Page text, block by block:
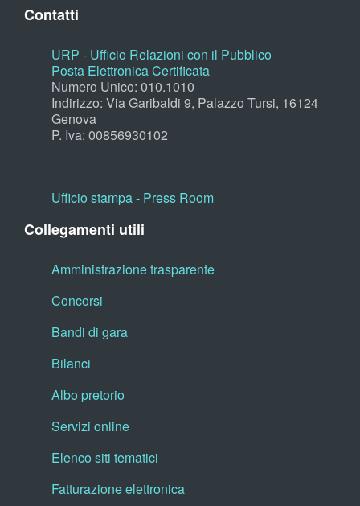
Contatti
URP - Ufficio Relazioni con il Pubblico
Posta Elettronica Certificata
Numero Unico: 010.1010
Indirizzo: Via Garibaldi 9, Palazzo Tursi, 16124
Genova
P. Iva: 00856930102
Ufficio stampa - Press Room
Collegamenti utili
Amministrazione trasparente
Concorsi
Bandi di gara
Bilanci
Albo pretorio
Servizi online
Elenco siti tematici
Fatturazione elettronica